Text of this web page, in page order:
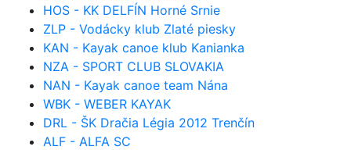
HOS - KK DELFÍN Horné Srnie
ZLP - Vodácky klub Zlaté piesky
KAN - Kayak canoe klub Kanianka
NZA - SPORT CLUB SLOVAKIA
NAN - Kayak canoe team Nána
WBK - WEBER KAYAK
DRL - ŠK Dračia Légia 2012 Trenčín
ALF - ALFA SC